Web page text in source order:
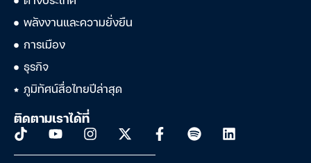
พลังงานและความยั่งยืน
การเมือง
ธุรกิจ
ภูมิทัศน์สื่อไทยปีล่าสุด
ติดตามเราได้ที่